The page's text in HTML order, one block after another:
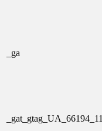
_ga
_gat_gtag_UA_66194_11